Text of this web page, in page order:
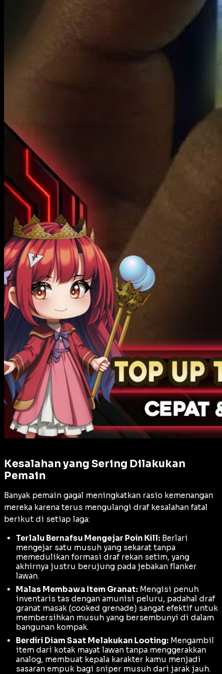
Kesalahan yang Sering Dilakukan
Pemain
Banyak pemain gagal meningkatkan rasio kemenangan
mereka karena terus mengulangi draf kesalahan fatal
berikut di setiap laga:
Terlalu Bernafsu Mengejar Poin Kill: Berlari
mengejar satu musuh yang sekarat tanpa
memedulikan formasi draf rekan setim, yang
akhirnya justru berujung pada jebakan flanker
lawan.
Malas Membawa Item Granat: Mengisi penuh
inventaris tas dengan amunisi peluru, padahal draf
granat masak (cooked grenade) sangat efektif untuk
membersihkan musuh yang bersembunyi di dalam
bangunan kompak.
Berdiri Diam Saat Melakukan Looting: Mengambil
item dari kotak mayat lawan tanpa menggerakkan
analog, membuat kepala karakter kamu menjadi
sasaran empuk bagi sniper musuh dari jarak jauh.